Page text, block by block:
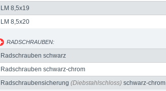
LM 8,5x19
LM 8,5x20
RADSCHRAUBEN:
Radschrauben schwarz
Radschrauben schwarz-chrom
Radschraubensicherung (Diebstahlschloss) schwarz-chrom